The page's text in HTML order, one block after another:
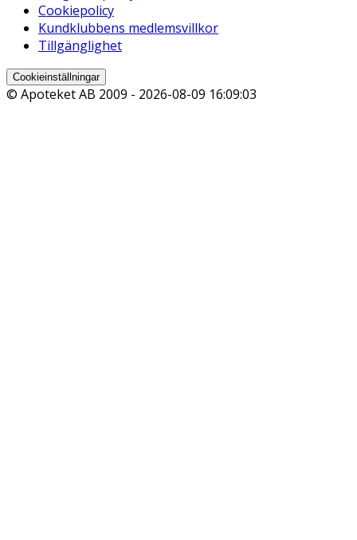
Cookiepolicy
Kundklubbens medlemsvillkor
Tillgänglighet
Cookieinställningar
© Apoteket AB 2009 - 2026-08-09 16:09:03